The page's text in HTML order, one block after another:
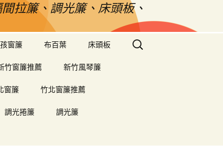
拉簾、調光簾、床頭板、
窗簾 布百葉 床頭板
竹窗簾推薦 新竹風琴簾
窗簾 竹北窗簾推薦
調光捲簾 調光簾
搜
尋